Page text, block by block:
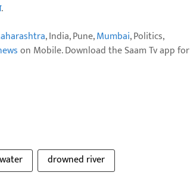
.
, India, Pune,Mumbai, Politics,
on Mobile. Download the Saam Tv app for
drowned river